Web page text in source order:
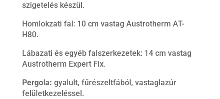
szigetelés készül.
Homlokzati fal: 10 cm vastag Austrotherm AT-
H80.
Lábazati és egyéb falszerkezetek: 14 cm vastag
Austrotherm Expert Fix.
Pergola: gyalult, fűrészeltfából, vastaglazúr
felületkezeléssel.